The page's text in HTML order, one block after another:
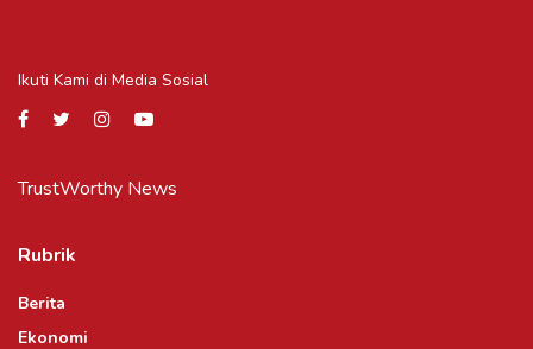
Ikuti Kami di Media Sosial
TrustWorthy News
Rubrik
Berita
Ekonomi